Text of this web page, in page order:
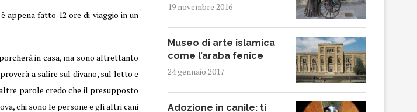
appena fatto 12 ore di viaggio in un
in casa, ma sono altrettanto
a salire sul divano, sul letto e
parole credo che il presupposto
chi sono le persone e gli altri cani
19 novembre 2016
Museo di arte islamica
come l’araba fenice
24 gennaio 2017
Adozione in canile: ti